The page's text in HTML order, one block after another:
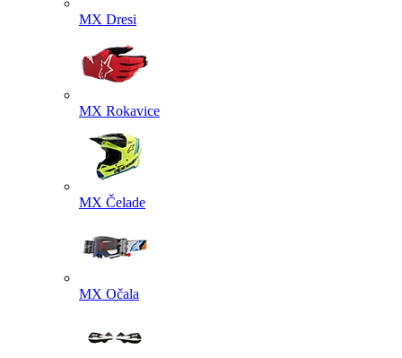
MX Dresi
MX Rokavice
MX Čelade
MX Očala